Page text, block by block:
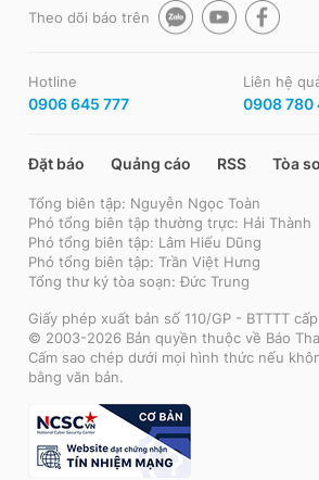
Theo dõi báo trên
Hotline
0906 645 777
Liên hệ
0908 780
Đặt báo Quảng cáo RSS Tòa
Tổng biên tập: Nguyễn Ngọc Toàn
Phó tổng biên tập thường trực: Hải Thành
Phó tổng biên tập: Lâm Hiếu Dũng
Phó tổng biên tập: Trần Việt Hưng
Tổng thư ký tòa soạn: Đức Trung
Giấy phép xuất bản số 110/GP - BTTTT
© 2003-2026 Bản quyền thuộc về Báo
Cấm sao chép dưới mọi hình thức nếu
bằng văn bản.